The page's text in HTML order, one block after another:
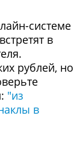
системе
в
рублей, но
"из
в